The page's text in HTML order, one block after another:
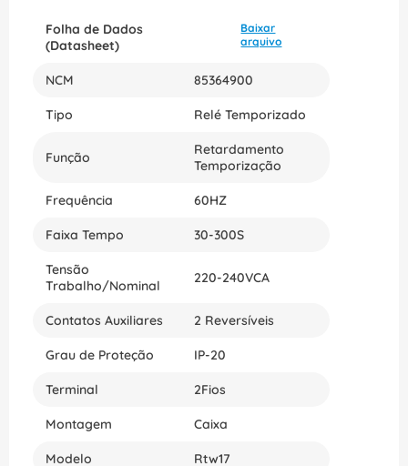
com classificação IP-20, este dispositivo facilita o
processo de montagem, além de ter um design
compacto que não ocupa muito espaço na
instalação. O Rele Temporizado de Retardo de
Energização RTW17A02U300SE40 da WEG é a
eficiência em equipamentos elétricos. Adquira já o
disposição.
Folha de Dados
(Datasheet)
Baixar
arquivo
NCM 85364900
Tipo Relé Temporizado
Função
Retardamento
Temporização
Frequência 60HZ
Faixa Tempo 30-300S
Tensão
Trabalho/Nominal
220-240VCA
Contatos Auxiliares 2 Reversíveis
Grau de Proteção IP-20
Terminal 2Fios
Montagem Caixa
Modelo Rtw17